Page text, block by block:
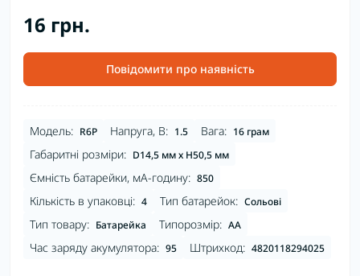
16 грн.
Повідомити про наявність
Модель: R6P Напруга, В: 1.5 Вага: 16 грам
Габаритні розміри: D14,5 мм х H50,5 мм
Ємність батарейки, мА-годину: 850
Кількість в упаковці: 4 Тип батарейок: Сольові
Тип товару: Батарейка Типорозмір: AA
Час заряду акумулятора: 95 Штрихкод: 4820118294025